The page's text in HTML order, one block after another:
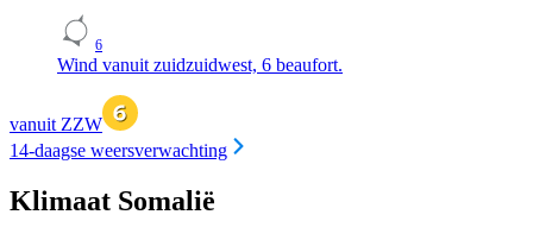
6
Wind vanuit zuidzuidwest, 6 beaufort.
vanuit ZZW
14-daagse weersverwachting
Klimaat Somalië